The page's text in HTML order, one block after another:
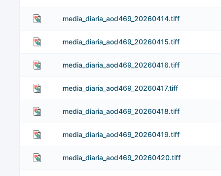
media_diaria_aod469_20260414.tiff
media_diaria_aod469_20260415.tiff
media_diaria_aod469_20260416.tiff
media_diaria_aod469_20260417.tiff
media_diaria_aod469_20260418.tiff
media_diaria_aod469_20260419.tiff
media_diaria_aod469_20260420.tiff